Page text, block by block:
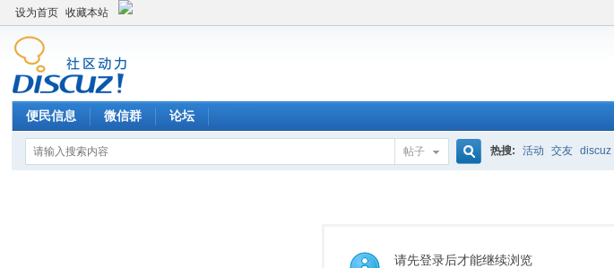
设为首页 收藏本站
便民信息 微信群 论坛
帖子
索
热搜: 活动 交友 discuz
请先登录后才能继续浏览